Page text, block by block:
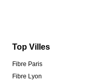
Top Villes
Fibre Paris
Fibre Lyon